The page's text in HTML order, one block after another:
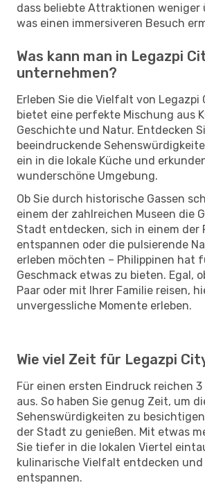
dass beliebte Attraktionen
was einen immersiveren Besuch
Was kann man in Legazpi
unternehmen?
Erleben Sie die Vielfalt von Legazpi
bietet eine perfekte Mischung aus
Geschichte und Natur. Entdecken
beeindruckende
ein in die lokale Küche und
wunderschöne Umgebung.
Ob Sie durch historische Gassen
einem der zahlreichen Museen die
Stadt entdecken, sich in einem der
entspannen oder die pulsierende
erleben möchten – Philippinen hat
Geschmack etwas zu bieten. Egal,
Paar oder mit Ihrer Familie reisen,
unvergessliche Momente erleben.
Wie viel Zeit für Legazpi
Für einen ersten Eindruck reichen 3
aus. So haben Sie genug Zeit, um
Sehenswürdigkeiten zu
der Stadt zu genießen. Mit etwas
Sie tiefer in die lokalen Viertel
kulinarische Vielfalt entdecken und
entspannen.